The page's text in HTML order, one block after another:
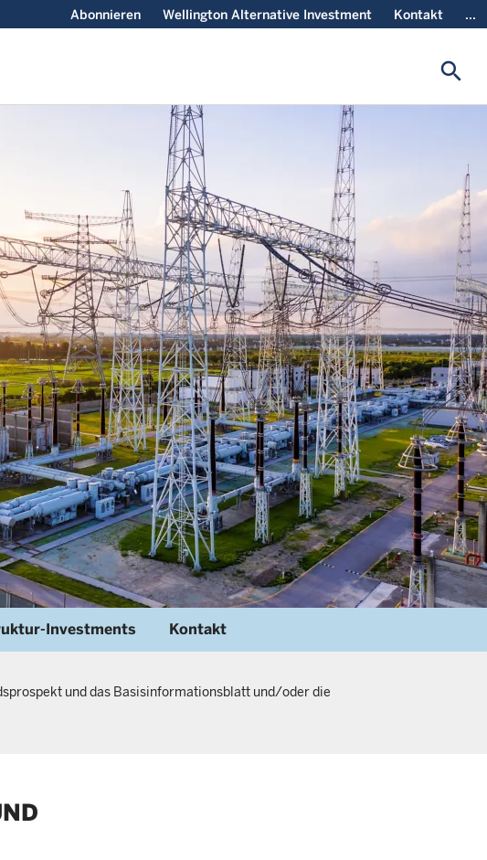
Abonnieren Wellington Alternative Investment Kontakt ...
search
Investments Kontakt
und das Basisinformationsblatt und/oder die